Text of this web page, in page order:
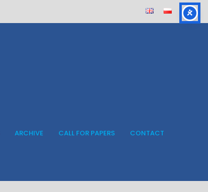
ARCHIVE CALL FOR PAPERS CONTACT